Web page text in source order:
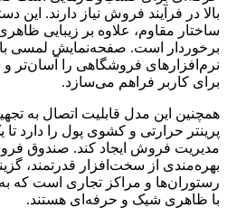
بالا در فرآیند فروش نیاز دارند. این
ساختار مقاوم، علاوه بر زیبایی
برخوردار است. صفحه‌نمایش لمسی با
نرم‌افزارهای فروشگاهی را آسان‌تر
برای کاربر فراهم می‌سازد.
همچنین این مدل قابلیت اتصال به
پرینتر حرارتی و کشوی پول را دارد
بهره‌مندی از سخت‌افزار قدرتمند،
رستوران‌ها و مراکز تجاری است که
با ظاهری شیک و حرفه‌ای هستند.